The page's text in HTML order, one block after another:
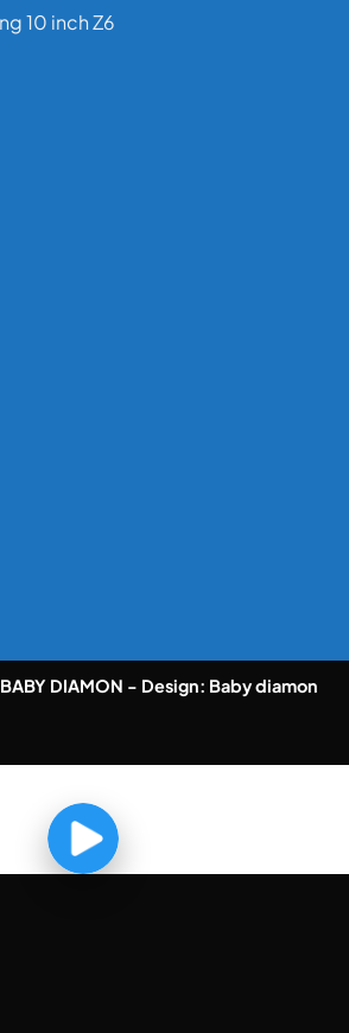
BABY DIAMON - Design: Baby diamon